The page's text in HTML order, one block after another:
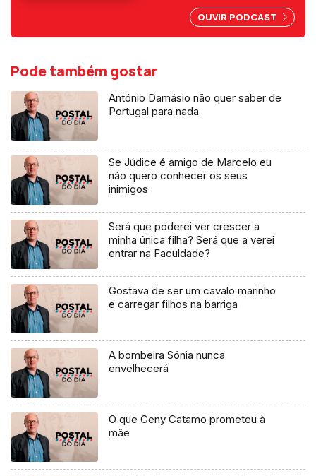
OUVIR PODCAST
Pode também gostar
António Damásio não quer saber de
Portugal para nada
Se Júdice é amigo de Marcelo eu
não quero conhecer os seus
inimigos
Será que poderei ver crescer a
minha única filha? Será que a verei
entrar na Faculdade?
Gostava de ser um cavalo marinho
e carregar filhos na barriga
A bombeira Sónia nunca
envelhecerá
O que Geny Catamo prometeu à
mãe